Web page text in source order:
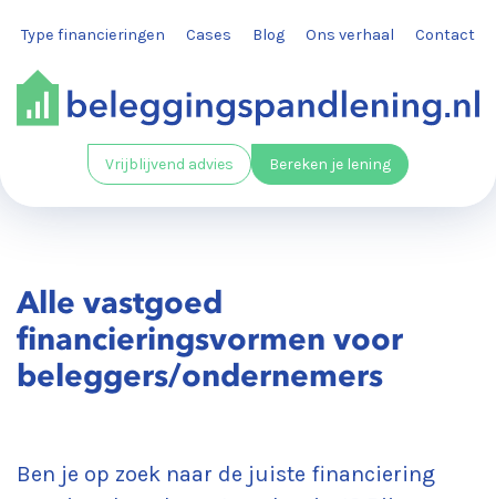
Type financieringen Cases Blog Ons verhaal Contact
Vrijblijvend advies Bereken je lening
Alle vastgoed
financieringsvormen voor
beleggers/ondernemers
Ben je op zoek naar de juiste financiering